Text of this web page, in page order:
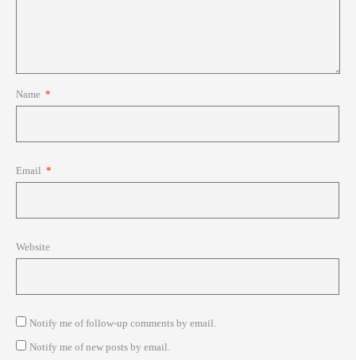
Name *
Email *
Website
Notify me of follow-up comments by email.
Notify me of new posts by email.